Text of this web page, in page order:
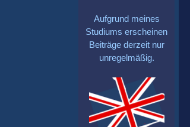
Aufgrund meines
Studiums erscheinen
Beiträge derzeit nur
unregelmäßig.